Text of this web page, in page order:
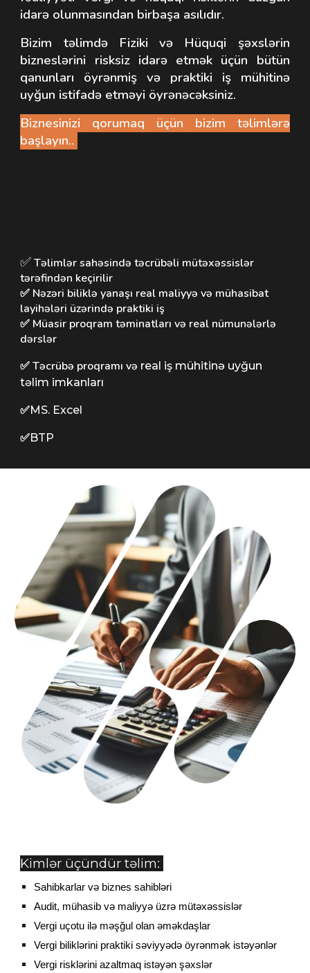
idarə olunmasından birbaşa asılıdır.
Bizim təlimdə Fiziki və Hüquqi şəxslərin
bizneslərini risksiz idarə etmək üçün bütün
qanunları öyrənmiş və praktiki iş mühitinə
uyğun istifadə etməyi öyrənəcəksiniz.
Biznesinizi qorumaq üçün bizim təlimlərə
başlayın..
✅ Təlimlər sahəsində təcrübəli mütəxəssislər
tərəfindən keçirilir
✅ Nəzəri biliklə yanaşı real maliyyə və mühasibat
layihələri üzərində praktiki iş
✅ Müasir proqram təminatları və real nümunələrlə
dərslər
✅ Təcrübə proqramı və real iş mühitinə uyğun
təlim imkanları
✅MS. Excel
✅BTP
Kimlər üçündür təlim:
Sahibkarlar və biznes sahibləri
Audit, mühasib və maliyyə üzrə mütəxəssislər
Vergi uçotu ilə məşğul olan əməkdaşlar
Vergi biliklərini praktiki səviyyədə öyrənmək istəyənlər
Vergi risklərini azaltmaq istəyən şəxslər